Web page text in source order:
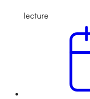
lecture